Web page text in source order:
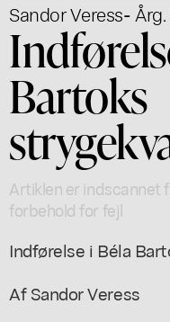
Sandor Veress- Årg.
Bartoks
Artiklen er indscannet
forbehold for fejl
Indførelse i Béla
Af Sandor Veress